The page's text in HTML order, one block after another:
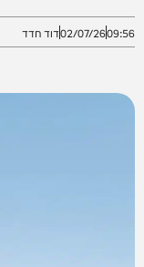
09:56
02/07/26דוד חדד